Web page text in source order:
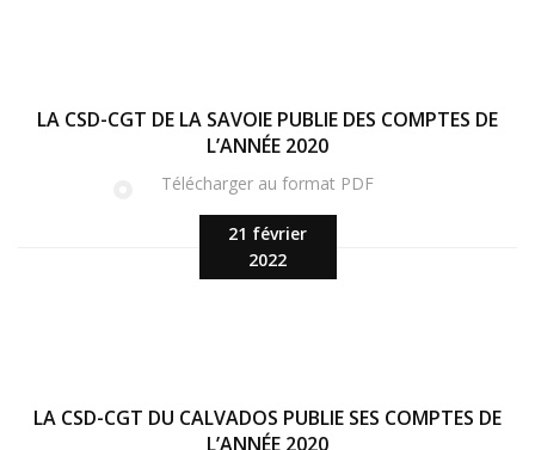
21 février
2022
LA CSD-CGT DE LA SAVOIE PUBLIE DES COMPTES DE
L’ANNÉE 2020
Télécharger au format PDF
LA CSD-CGT DU CALVADOS PUBLIE SES COMPTES DE
L’ANNÉE 2020